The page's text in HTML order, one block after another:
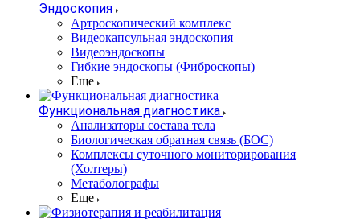
Эндоскопия
Артроскопический комплекс
Видеокапсульная эндоскопия
Видеоэндоскопы
Гибкие эндоскопы (Фиброcкопы)
Еще
Функциональная диагностика
Анализаторы состава тела
Биологическая обратная связь (БОС)
Комплексы суточного мониторирования
(Холтеры)
Метаболографы
Еще